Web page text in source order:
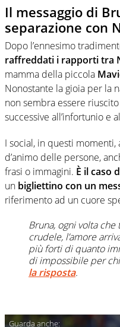
Il messaggio di
separazione con
Dopo l’ennesimo
raffreddati i rapporti tra
mamma della piccola
Nonostante la gioia per la
non sembra essere
successive all’infortunio e
I social, in questi
d’animo delle persone,
frasi o immagini. È il caso
un bigliettino con un
riferimento ad un cuore
Bruna, ogni volta
crudele, l’amore
più forti di quanto
di impossibile per
la risposta.